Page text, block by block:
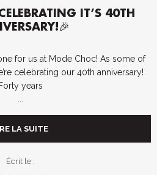
IT’S 40TH
for us at Mode Choc! As some of
celebrating our 40th anniversary!
Forty years
...
LA SUITE
Écrit le :